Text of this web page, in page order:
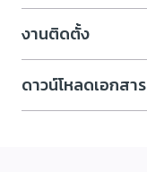
งานติดตั้ง
ดาวน์โหลดเอกสาร